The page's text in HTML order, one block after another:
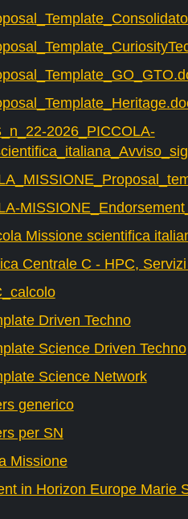
2026_PICCOLA-
Missione scientifica
Centrale C - HPC,
Driven Techno
Science Driven Techno
Science Network
generico
per SN
Missione
in Horizon Europe Marie